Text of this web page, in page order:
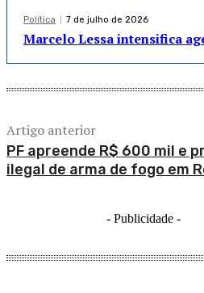
Política 7 de julho de 2026
Marcelo Lessa intensifica
Artigo anterior
PF apreende R$ 600 mil e
ilegal de arma de fogo em
- Publicidade -